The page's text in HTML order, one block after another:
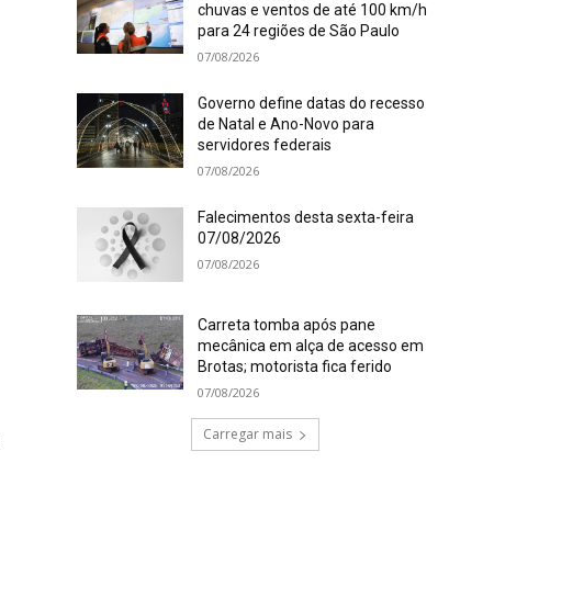
chuvas e ventos de até 100 km/h
para 24 regiões de São Paulo
07/08/2026
Governo define datas do recesso
de Natal e Ano-Novo para
servidores federais
07/08/2026
Falecimentos desta sexta-feira
07/08/2026
07/08/2026
Carreta tomba após pane
mecânica em alça de acesso em
Brotas; motorista fica ferido
07/08/2026
Carregar mais